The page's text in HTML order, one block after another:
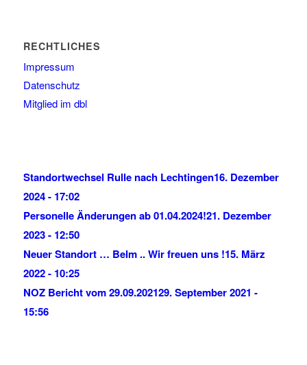
RECHTLICHES
Impressum
Datenschutz
Mitglied im dbl
Standortwechsel Rulle nach Lechtingen16. Dezember
2024 - 17:02
Personelle Änderungen ab 01.04.2024!21. Dezember
2023 - 12:50
Neuer Standort … Belm .. Wir freuen uns !15. März
2022 - 10:25
NOZ Bericht vom 29.09.202129. September 2021 -
15:56